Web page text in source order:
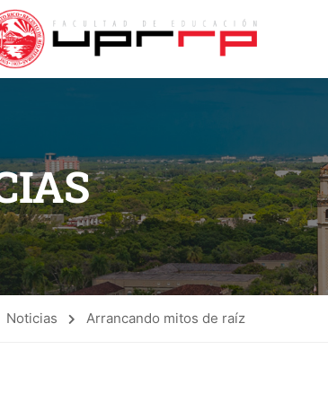
Noticias Arrancando mitos de raíz